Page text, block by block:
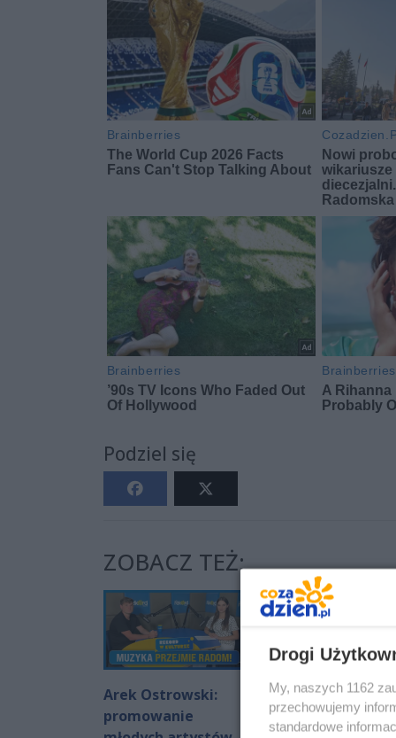
Podziel się
ZOBACZ TEŻ:
Arek Ostrowski:
promowanie
Wielka Akcja
Szkoła w
Drogi
My, naszych 1162
przechowujemy
standardowe